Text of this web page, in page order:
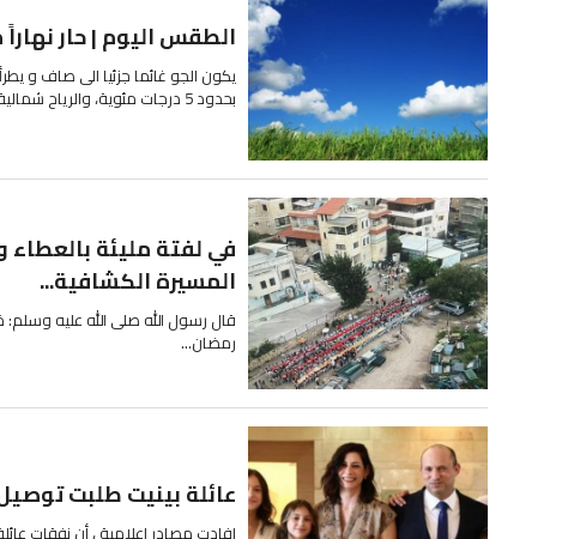
الطقس اليوم | حار
يكون الجو غائما جزئيا الى صاف و
بحدود 5 درجات مئوية، والرياح شمالية شرقية إلى شمالية غربية...
في لفتة مليئة بالعطاء
المسيرة الكشافية...
قال رسول الله صلى الله عليه وسلم:
رمضان...
عائلة بينيت طلبت توصيل طعام بقيمة